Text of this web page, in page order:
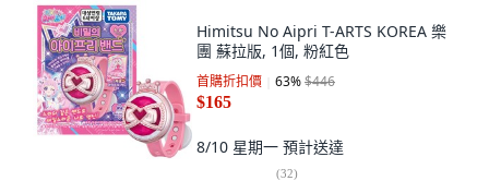
Himitsu No Aipri T-ARTS KOREA 樂
團 蘇拉版, 1個, 粉紅色
首購折扣價 63%$446
$165
8/10 星期一 預計送達
(32)